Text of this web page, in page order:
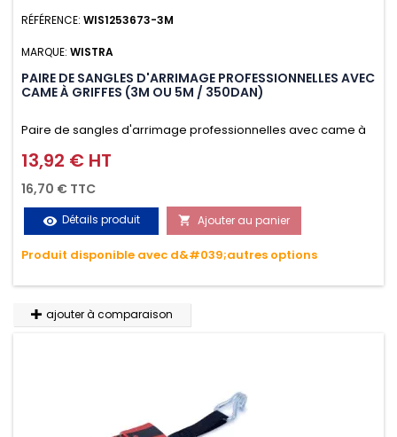
RÉFÉRENCE: WIS1253673-3M
MARQUE: WISTRA
PAIRE DE SANGLES D'ARRIMAGE PROFESSIONNELLES AVEC
CAME À GRIFFES (3M OU 5M / 350DAN)
Paire de sangles d'arrimage professionnelles avec came à
griffes (3M ou 5M / 350daN), simple et rapide d'utilisation.
Permet d'arrimer et de sécuriser vos chargements pendant
le transport. Matière polyester très résistante aux UV et aux
variations de températures, n'absorbe pas l'eau.
Prix
13,92 € HT
16,70 € TTC
visibility Détails produit  Ajouter au panier
Produit disponible avec d&#039;autres options
ajouter à comparaison